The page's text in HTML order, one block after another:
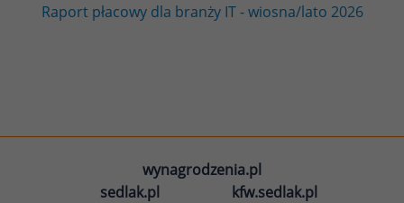
Raport płacowy dla branży IT - wiosna/lato 2026
wynagrodzenia.pl
sedlak.pl
kfw.sedlak.pl